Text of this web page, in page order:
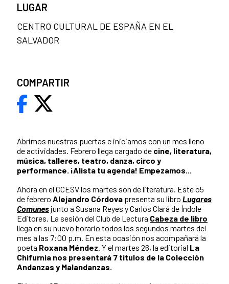
Abrimos nuestras puertas e iniciamos con un mes lleno
de actividades. Febrero llega cargado de cine, literatura,
música, talleres, teatro, danza, circo y
performance. ¡Alista tu agenda! Empezamos...
Ahora en el CCESV los martes son de literatura. Este o5
de febrero Alejandro Córdova presenta su libro Lugares
Comunes junto a Susana Reyes y Carlos Clará de Índole
Editores. La sesión del Club de Lectura Cabeza de libro
llega en su nuevo horario todos los segundos martes del
mes a las 7:00 p.m. En esta ocasión nos acompañará la
poeta Roxana Méndez. Y el martes 26, la editorial La
Chifurnia nos presentará 7 títulos de la Colección
Andanzas y Malandanzas.
LUGAR
CENTRO CULTURAL DE ESPAÑA EN EL
SALVADOR
COMPARTIR